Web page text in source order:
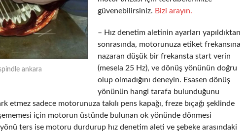
ankara
güvenebilirsiniz. Bizi arayın.
– Hız denetim aletinin ayarları yapıldıktan
sonrasında, motorunuza etiket frekansına
nazaran düşük bir frekansta start verin
(mesela 25 Hz), ve dönüş yönünün doğru
olup olmadığını deneyin. Esasen dönüş
yönünün hangi tarafa bulunduğunu
etmez sadece motorunuza takılı pens kapağı, freze bıçağı şeklinde
için motorun üstünde bulunan ok yönünde dönmesi
ters ise motoru durdurup hız denetim aleti ve şebeke arasındaki